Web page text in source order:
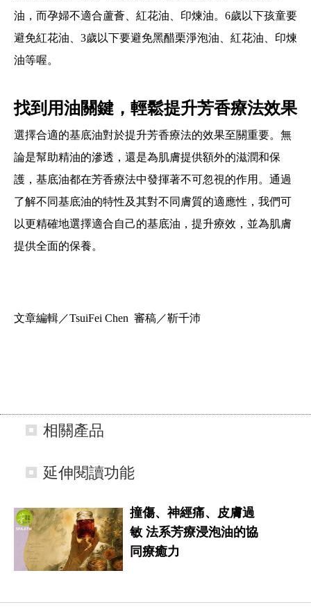
油，而孕婦不適合蘆薈、紅花油、印煉油。6歲以下孩童要
避免紅花油、3歲以下要避免黑醋栗淨泡油、紅花油、印煉
油等喔。
找到用油關鍵，輕鬆提升芳香療法效果
選擇合適的基底油對於提升芳香療法的效果至關重要。無
論是幫助精油的滲透，還是為肌膚提供額外的滋潤和保
護，基底油都在芳香療法中發揮著不可忽視的作用。通過
了解不同基底油的特性及其對不同膚質的適應性，我們可
以更精確地選擇適合自己的基底油，提升療效，並為肌膚
提供全面的保養。
文章編輯／TsuiFei Chen 審稿／靳千沛
相關產品
延伸閱讀功能
撞傷、神經痛、皮膚過
敏 法系芳療浸泡油的協
同療癒力